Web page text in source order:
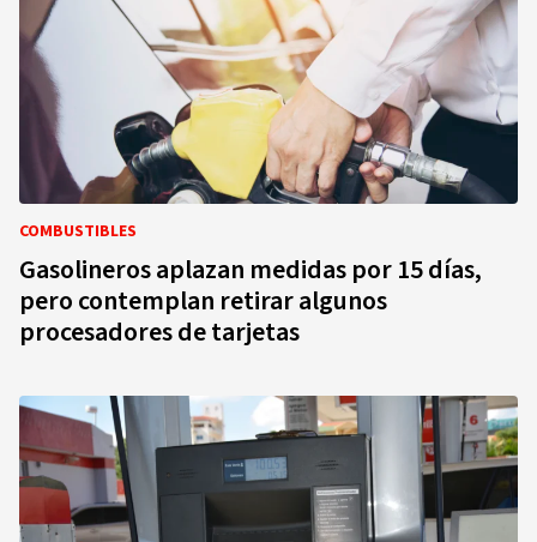
COMBUSTIBLES
Gasolineros aplazan medidas por 15 días,
pero contemplan retirar algunos
procesadores de tarjetas